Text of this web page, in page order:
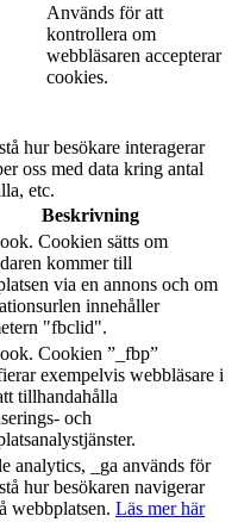
Används för att
kontrollera om
webbläsaren accepterar
cookies.
hur besökare interagerar
oss med data kring antal
etc.
Beskrivning
Cookien sätts om
kommer till
via en annons och om
innehåller
"fbclid".
Cookien ”_fbp”
exempelvis webbläsare i
tillhandahålla
och
analytics, _ga används för
hur besökaren navigerar
webbplatsen. Läs mer här